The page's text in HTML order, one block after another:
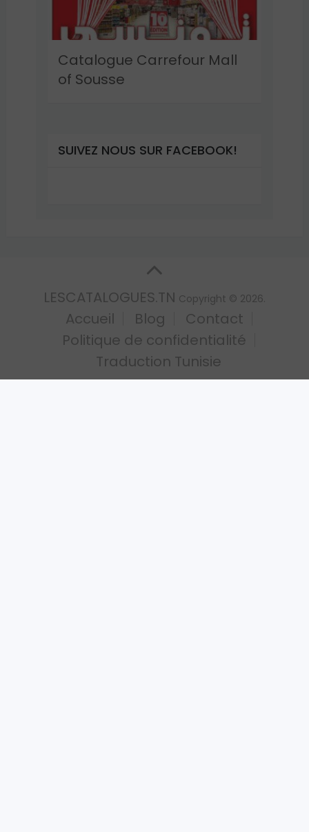
Catalogue Carrefour Mall
of Sousse
SUIVEZ NOUS SUR FACEBOOK!
LESCATALOGUES.TN Copyright © 2026.
Accueil Blog
Contact
Politique de confidentialité
Traduction Tunisie